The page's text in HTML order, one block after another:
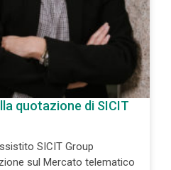
quotazione di SICIT
SICIT Group
sul Mercato telematico